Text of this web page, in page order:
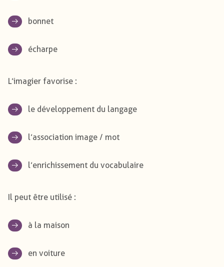
bonnet
écharpe
L’imagier favorise :
le développement du langage
l’association image / mot
l’enrichissement du vocabulaire
Il peut être utilisé :
à la maison
en voiture